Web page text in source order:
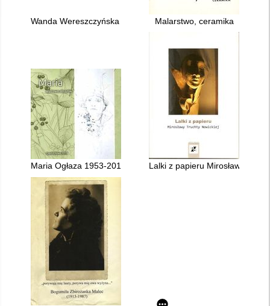
Wanda Wereszczyńska : 1910-1978Malarstwo, ceramika
Maria Ogłaza 1953-2018 : wystawa obrazów i wspomnienia :
Lalki z papieru Mirosławy